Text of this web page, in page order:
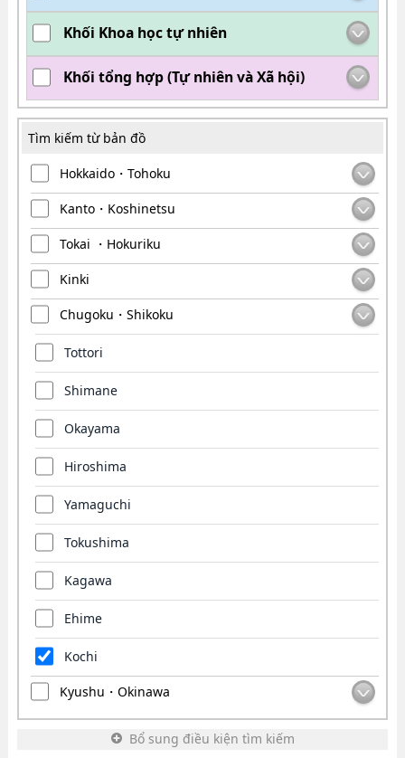
Khối Khoa học tự nhiên
Khối tổng hợp (Tự nhiên và Xã hội)
Tìm kiếm từ bản đồ
Hokkaido・Tohoku
Kanto・Koshinetsu
Tokai ・Hokuriku
Kinki
Chugoku・Shikoku
Tottori
Shimane
Okayama
Hiroshima
Yamaguchi
Tokushima
Kagawa
Ehime
Kochi
Kyushu・Okinawa
Bổ sung điều kiện tìm kiếm